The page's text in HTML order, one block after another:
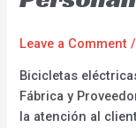
Leave a Comment /
Bicicletas
Fábrica y
la atención al